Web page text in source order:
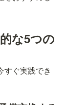
な5つの
すぐ実践でき